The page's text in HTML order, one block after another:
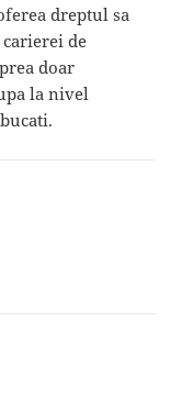
dreptul sa
de
doar
la nivel